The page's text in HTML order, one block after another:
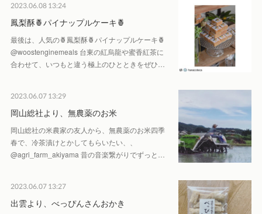
2023.06.08 13:24
鳳梨酥🍍パイナップルケーキ🍍
最後は、人気の🍍鳳梨酥🍍パイナップルケーキ🍍
@woostenginemeals 台東の紅烏龍や蜜香紅茶に
合わせて、いつもと違う極上のひとときをぜひ…
2023.06.07 13:29
岡山総社より、無農薬のお米
岡山総社の米農家の友人から、無農薬のお米四季
春で、冷茶漬けとかしてもらいたい、、
@agri_farm_akiyama 昔の音楽繋がりでずっと…
2023.06.07 13:27
出雲より、べっぴんさんおかき